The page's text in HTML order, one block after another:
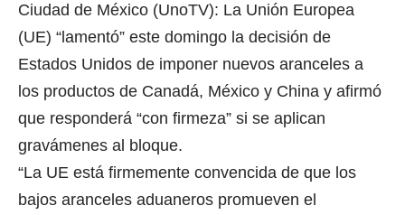
Ciudad de México (UnoTV): La Unión Europea
(UE) “lamentó” este domingo la decisión de
Estados Unidos de imponer nuevos aranceles a
los productos de Canadá, México y China y afirmó
que responderá “con firmeza” si se aplican
gravámenes al bloque.
“La UE está firmemente convencida de que los
bajos aranceles aduaneros promueven el